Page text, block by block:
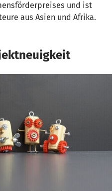
und ist
aus Asien und Afrika.